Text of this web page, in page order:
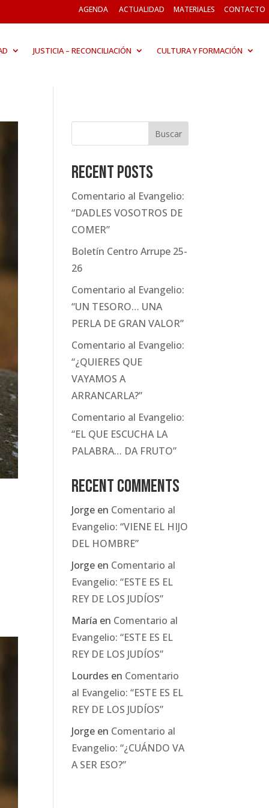
AGENDA ACTUALIDAD MATERIALES CONTACTO
JUSTICIA – RECONCILIACIÓN CULTURA Y FORMACIÓN
Buscar
Recent Posts
Comentario al Evangelio:
“DADLES VOSOTROS DE
COMER”
Boletín Centro Arrupe 25-
26
Comentario al Evangelio:
“UN TESORO… UNA
PERLA DE GRAN VALOR”
Comentario al Evangelio:
“¿QUIERES QUE
VAYAMOS A
ARRANCARLA?”
Comentario al Evangelio:
“EL QUE ESCUCHA LA
PALABRA… DA FRUTO”
Recent Comments
Jorge en Comentario al
Evangelio: “VIENE EL HIJO
DEL HOMBRE”
Jorge en Comentario al
Evangelio: “ESTE ES EL
REY DE LOS JUDÍOS”
María en Comentario al
Evangelio: “ESTE ES EL
REY DE LOS JUDÍOS”
Lourdes en Comentario
al Evangelio: “ESTE ES EL
REY DE LOS JUDÍOS”
Jorge en Comentario al
Evangelio: “¿CUÁNDO VA
A SER ESO?”